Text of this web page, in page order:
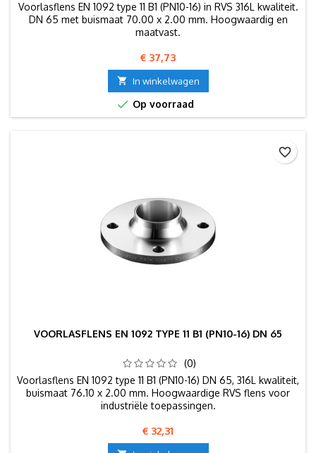
Voorlasflens EN 1092 type 11 B1 (PN10-16) in RVS 316L kwaliteit.
DN 65 met buismaat 70.00 x 2.00 mm. Hoogwaardig en
maatvast.
Prijs
€ 37,73
 In winkelwagen
 Op voorraad
VOORLASFLENS EN 1092 TYPE 11 B1 (PN10-16) DN 65
(0)
Voorlasflens EN 1092 type 11 B1 (PN10-16) DN 65, 316L kwaliteit,
buismaat 76.10 x 2.00 mm. Hoogwaardige RVS flens voor
industriële toepassingen.
Prijs
€ 32,31
favorite_border